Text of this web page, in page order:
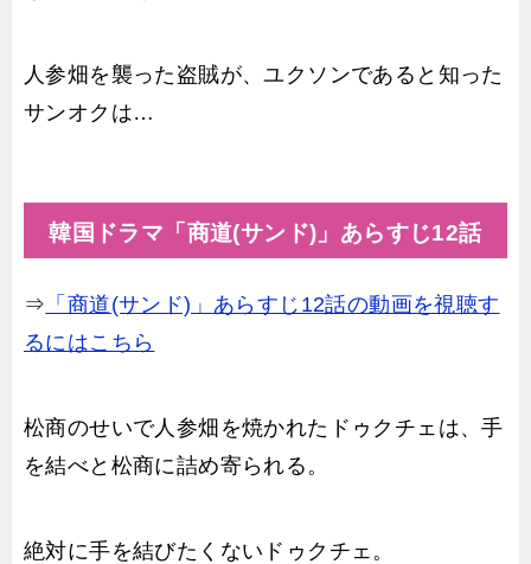
人参畑を襲った盗賊が、ユクソンであると知った
サンオクは…
韓国ドラマ「商道(サンド)」あらすじ12話
⇒ 「商道(サンド)」あらすじ12話の動画を視聴す
るにはこちら
松商のせいで人参畑を焼かれたドゥクチェは、手
を結べと松商に詰め寄られる。
絶対に手を結びたくないドゥクチェ。